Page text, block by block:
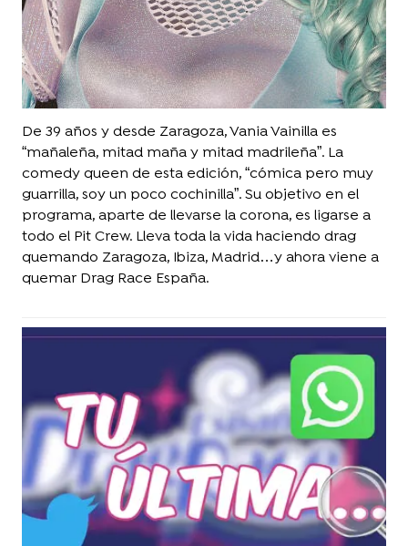
De 39 años y desde Zaragoza, Vania Vainilla es
“mañaleña, mitad maña y mitad madrileña”. La
comedy queen de esta edición, “cómica pero muy
guarrilla, soy un poco cochinilla”. Su objetivo en el
programa, aparte de llevarse la corona, es ligarse a
todo el Pit Crew. Lleva toda la vida haciendo drag
quemando Zaragoza, Ibiza, Madrid…y ahora viene a
quemar Drag Race España.